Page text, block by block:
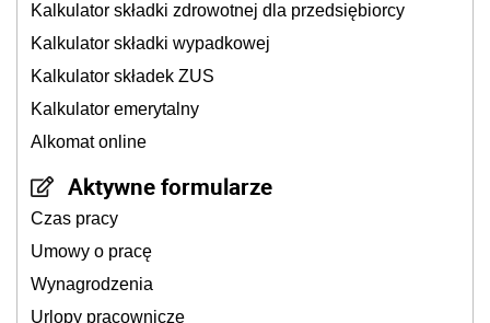
Kalkulator składki zdrowotnej dla przedsiębiorcy
Kalkulator składki wypadkowej
Kalkulator składek ZUS
Kalkulator emerytalny
Alkomat online
Aktywne formularze
Czas pracy
Umowy o pracę
Wynagrodzenia
Urlopy pracownicze